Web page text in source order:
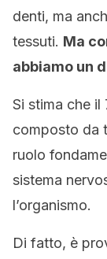
denti, ma
tessuti. Ma
abbiamo un
Si stima che il
composto da
ruolo
sistema
l’organismo.
Di fatto, è